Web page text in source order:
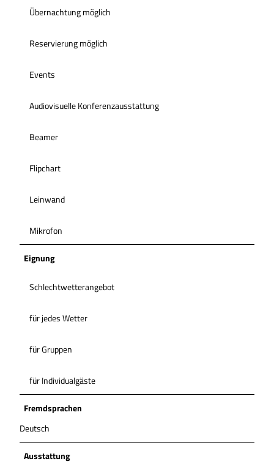
Übernachtung möglich
Reservierung möglich
Events
Audiovisuelle Konferenzausstattung
Beamer
Flipchart
Leinwand
Mikrofon
Eignung
Schlechtwetterangebot
für jedes Wetter
für Gruppen
für Individualgäste
Fremdsprachen
Deutsch
Ausstattung